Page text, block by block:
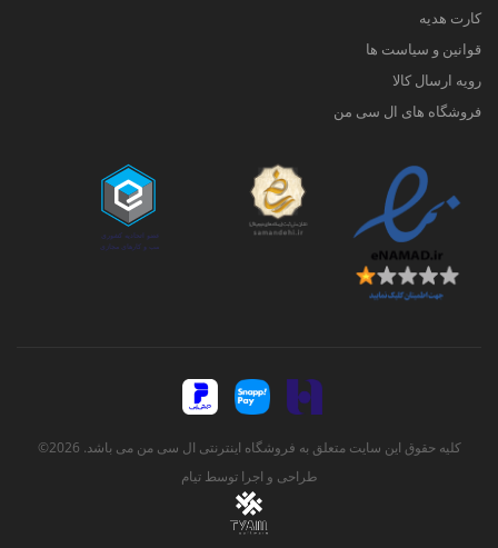
کارت هدیه
قوانین و سیاست ها
رویه ارسال کالا
فروشگاه های ال سی من
کلیه حقوق این سایت متعلق به فروشگاه اینترنتی ال سی من می باشد. 2026©
طراحی و اجرا توسطتیام